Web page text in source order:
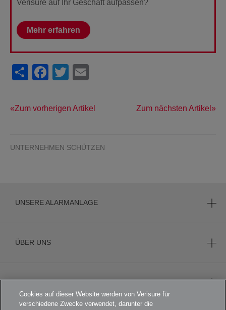
Verisure auf Ihr Geschäft aufpassen?
Mehr erfahren
ShareFacebook
Twitter
Zum vorherigen Artikel Zum nächsten Artikel
UNTERNEHMEN SCHÜTZEN
UNSERE ALARMANLAGE
ÜBER UNS
KARRIERE
Cookies auf dieser Website werden von Verisure für
verschiedene Zwecke verwendet, darunter die